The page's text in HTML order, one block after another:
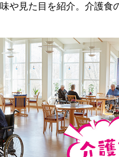
や見た目を紹介。介護食